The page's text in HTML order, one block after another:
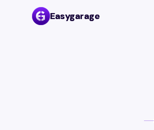
Easygarage
Easygarage